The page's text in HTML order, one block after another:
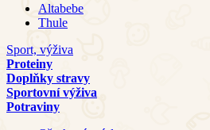
Altabebe
Thule
Sport, výživa
Proteiny
Doplňky stravy
Sportovní výživa
Potraviny